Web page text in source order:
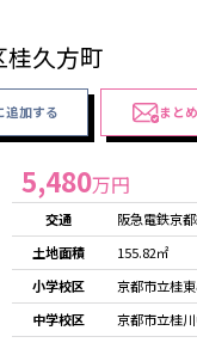
桂久方町
追加する まと
5,480万円
交通
阪急電鉄京
土地面積
155.82㎡
小学校区
京都市立桂
中学校区
京都市立桂